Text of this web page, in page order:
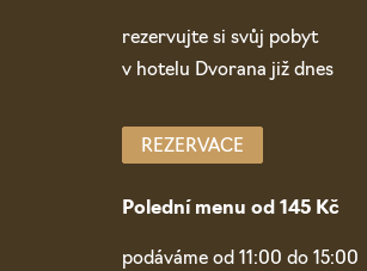
rezervujte si svůj pobyt
v hotelu Dvorana již dnes
REZERVACE
Polední menu od 145 Kč
podáváme od 11:00 do 15:00